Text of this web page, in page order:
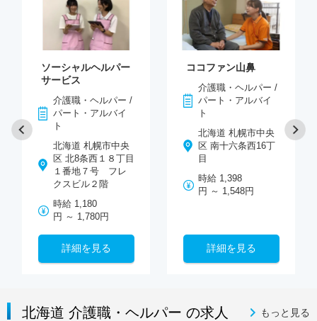
ソーシャルヘルパー
サービス
介護職・ヘルパー /
パート・アルバイ
ト
北海道 札幌市中央
区 北8条西１８丁目
１番地７号 フレ
クスビル２階
時給 1,180
円 ～ 1,780円
詳細を見る
ココファン山鼻
介護職・ヘルパー /
パート・アルバイ
ト
北海道 札幌市中央
区 南十六条西16丁
目
時給 1,398
円 ～ 1,548円
詳細を見る
北海道 介護職・ヘルパー の求人 もっと見る